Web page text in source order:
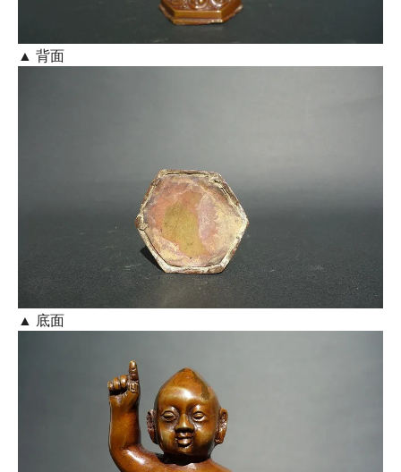
▲ 背面
▲ 底面